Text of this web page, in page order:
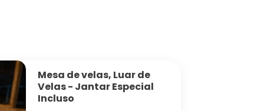
Mesa de velas, Luar de
Velas - Jantar Especial
Incluso